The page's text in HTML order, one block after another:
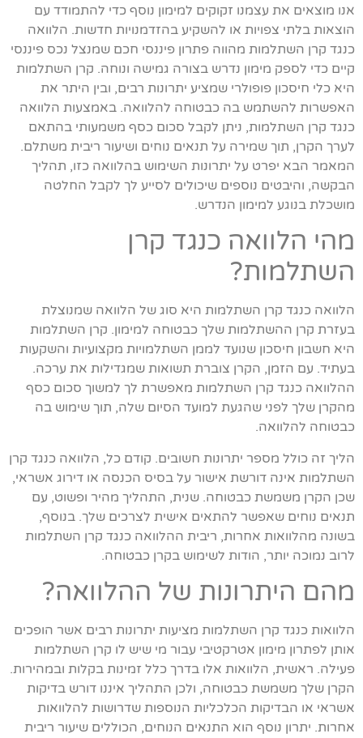
אנו מוצאים את עצמנו זקוקים למימון נוסף כדי להתמודד עם
הוצאות בלתי צפויות או להשקיע בהזדמנויות חדשות. הלוואה
כנגד קרן השתלמות מהווה פתרון פיננסי חכם שמנצל נכס פיננסי
קיים כדי לספק מימון נדרש בצורה גמישה ונוחה. קרן השתלמות
היא כלי חיסכון פופולרי שמציע יתרונות רבים, ובין היתר את
האפשרות להשתמש בה כבטוחה להלוואה. באמצעות הלוואה
כנגד קרן השתלמות, ניתן לקבל סכום כסף משמעותי בהתאם
לערך הקרן, תוך שמירה על תנאים נוחים ושיעור ריבית משתלם.
המאמר הבא יפרט על יתרונות השימוש בהלוואה כזו, תהליך
הבקשה, והיבטים נוספים שיכולים לסייע לך לקבל החלטה
מושכלת בנוגע למימון הנדרש.
מהי הלוואה כנגד קרן
השתלמות?
הלוואה כנגד קרן השתלמות היא סוג של הלוואה שמנוצלת
בעזרת קרן ההשתלמות שלך כבטוחה למימון. קרן השתלמות
היא חשבון חיסכון שנועד לממן השתלמויות מקצועיות והשקעות
בעתיד. עם הזמן, הקרן צוברת תשואות שמגדילות את ערכה.
ההלוואה כנגד קרן השתלמות מאפשרת לך למשוך סכום כסף
מהקרן שלך לפני שהגעת למועד הסיום שלה, תוך שימוש בה
כבטוחה להלוואה.
הליך זה כולל מספר יתרונות חשובים. קודם כל, הלוואה כנגד קרן
השתלמות אינה דורשת אישור על בסיס הכנסה או דירוג אשראי,
שכן הקרן משמשת כבטוחה. שנית, התהליך מהיר ופשוט, עם
תנאים נוחים שאפשר להתאים אישית לצרכים שלך. בנוסף,
בשונה מהלוואות אחרות, ריבית ההלוואה כנגד קרן השתלמות
לרוב נמוכה יותר, הודות לשימוש בקרן כבטוחה.
מהם היתרונות של ההלוואה?
הלוואות כנגד קרן השתלמות מציעות יתרונות רבים אשר הופכים
אותן לפתרון מימון אטרקטיבי עבור מי שיש לו קרן השתלמות
פעילה. ראשית, הלוואות אלו בדרך כלל זמינות בקלות ובמהירות.
הקרן שלך משמשת כבטוחה, ולכן התהליך איננו דורש בדיקות
אשראי או הבדיקות הכלכליות הנוספות שדרושות להלוואות
אחרות. יתרון נוסף הוא התנאים הנוחים, הכוללים שיעור ריבית